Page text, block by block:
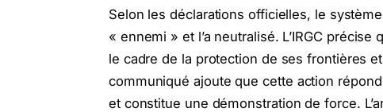
Selon les déclarations officielles, le
« ennemi » et l’a neutralisé. L’IRGC précise
le cadre de la protection de ses frontières
communiqué ajoute que cette action
et constitue une démonstration de force.